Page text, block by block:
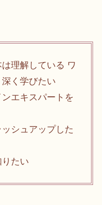
理解している ワ
く学びたい
エキスパートを
シュアップした
たい